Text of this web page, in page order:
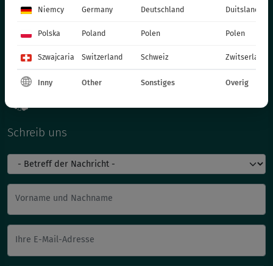
+48 52 326 20 00
Schreib uns
Vorname und Nachname
Ihre E-Mail-Adresse
Niemcy Germany Deutschland Duitsland
Polska Poland Polen Polen
Szwajcaria Switzerland Schweiz Zwitserland
Inny Other Sonstiges Overig